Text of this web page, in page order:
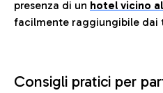
presenza di un hotel vicino
facilmente raggiungibile dai
Consigli pratici per